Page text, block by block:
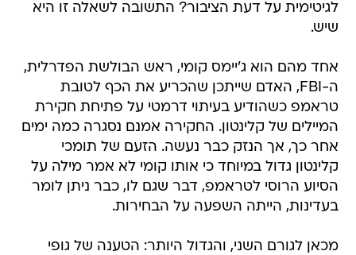
לגיטימית על דעת הציבור? התשובה לשאלה זו היא
שיש.
אחד מהם הוא ג'יימס קומי, ראש הבולשת הפדרלית,
ה-FBI, האדם שייתכן שהכריע את הכף לטובת
טראמפ כשהודיע בעיתוי דרמטי על פתיחת חקירת
המיילים של קלינטון. החקירה אמנם נסגרה כמה ימים
אחר כך, אך הנזק כבר נעשה. הזעם של תומכי
קלינטון גדול במיוחד כי אותו קומי לא אמר מילה על
הסיוע הרוסי לטראמפ, דבר שגם לו, כבר ניתן לומר
בעדינות, הייתה השפעה על הבחירות.
מכאן לגורם השני, והגדול היותר: הטענה של גופי